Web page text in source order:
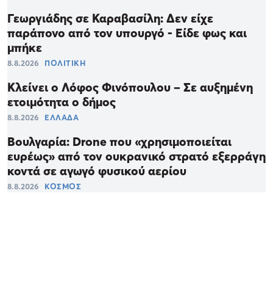
Γεωργιάδης σε Καραβασίλη: Δεν είχε
παράπονο από τον υπουργό - Είδε φως και
μπήκε
8.8.2026 ΠΟΛΙΤΙΚΗ
Κλείνει ο Λόφος Φινόπουλου – Σε αυξημένη
ετοιμότητα ο δήμος
8.8.2026 ΕΛΛΑΔΑ
Βουλγαρία: Drone που «χρησιμοποιείται
ευρέως» από τον ουκρανικό στρατό εξερράγη
κοντά σε αγωγό φυσικού αερίου
8.8.2026 ΚΟΣΜΟΣ